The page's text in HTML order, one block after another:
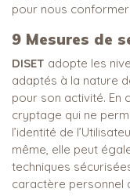
pour nous
9 Mesures de
DISET adopte les
adaptés à la nature
pour son activité. En
cryptage qui ne
l’identité de
même, elle peut
techniques
caractère personnel